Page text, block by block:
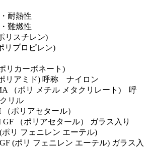
耐熱性
難燃性
リスチレン)
リプロピレン)
リカーボネート)
ポリアミド) 呼称 ナイロン
（ポリ メチル メタクリレート) 呼
リル
（ポリアセタール）
GF （ポリアセタール） ガラス入り
(ポリ フェニレン エーテル)
GF (ポリ フェニレン エーテル) ガラス入